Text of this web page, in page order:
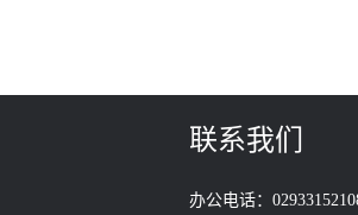
联系我们
办公电话：